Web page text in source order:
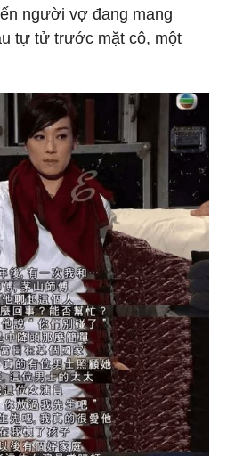
người vợ đang mang
tự tử trước mặt cô, một